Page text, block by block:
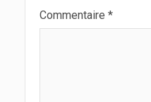
Commentaire *